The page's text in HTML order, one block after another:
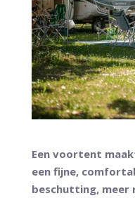
Een voortent
een fijne,
beschutting,